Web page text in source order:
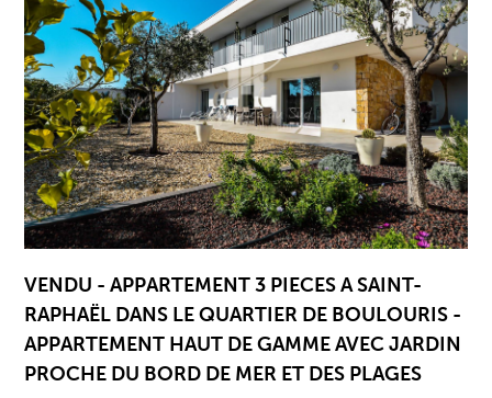
Coup de cœur
VENDU - APPARTEMENT 3 PIECES A SAINT-
RAPHAËL DANS LE QUARTIER DE BOULOURIS -
APPARTEMENT HAUT DE GAMME AVEC JARDIN
PROCHE DU BORD DE MER ET DES PLAGES